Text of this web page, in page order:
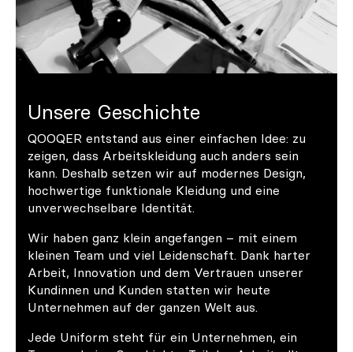
Unsere Geschichte
QOOQER entstand aus einer einfachen Idee: zu
zeigen, dass Arbeitskleidung auch anders sein
kann. Deshalb setzen wir auf modernes Design,
hochwertige funktionale Kleidung und eine
unverwechselbare Identität.
Wir haben ganz klein angefangen – mit einem
kleinen Team und viel Leidenschaft. Dank harter
Arbeit, Innovation und dem Vertrauen unserer
Kundinnen und Kunden statten wir heute
Unternehmen auf der ganzen Welt aus.
Jede Uniform steht für ein Unternehmen, ein